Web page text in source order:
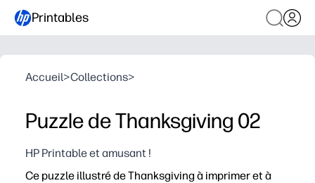
Printables
Accueil>Collections>
Puzzle de Thanksgiving 02
HP Printable et amusant !
Ce puzzle illustré de Thanksgiving à imprimer et à